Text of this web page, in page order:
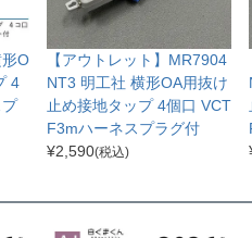
O
4
【アウトレット】MR7904
NT3 明工社 横形OA用抜け
止め接地タップ 4個口 VCT
F3mハーネスプラグ付
¥2,590(税込)